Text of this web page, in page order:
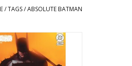
/TAGS/ABSOLUTE BATMAN
COMICS Absolute Batman
Cover B Ben Oliver Variant
AAN WINKELWAGEN